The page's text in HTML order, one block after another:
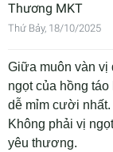
Thương MKT
Thứ Bảy, 18/10/2025
Giữa muôn vàn vị
ngọt của hồng
dễ mỉm cười nhất.
Không phải vị
yêu thương.